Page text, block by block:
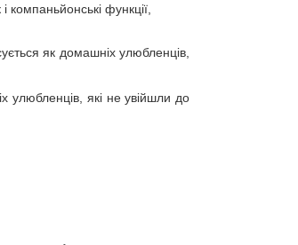
компаньйонські функції,
як домашніх улюбленців,
улюбленців, які не увійшли до